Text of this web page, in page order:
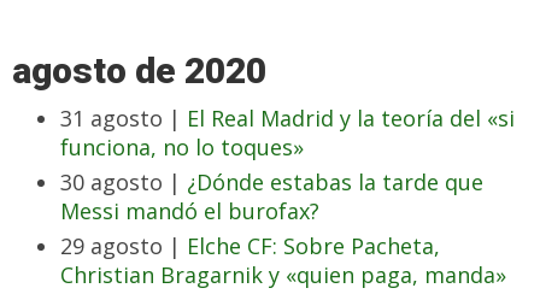
agosto de 2020
31 agosto | El Real Madrid y la teoría del «si
funciona, no lo toques»
30 agosto | ¿Dónde estabas la tarde que
Messi mandó el burofax?
29 agosto | Elche CF: Sobre Pacheta,
Christian Bragarnik y «quien paga, manda»